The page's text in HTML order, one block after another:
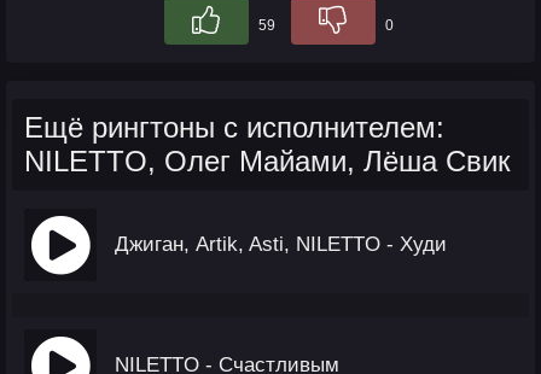
59 0
Ещё рингтоны с исполнителем:
NILETTO, Олег Майами, Лёша Свик
Джиган, Artik, Asti, NILETTO - Худи
NILETTO - Счастливым